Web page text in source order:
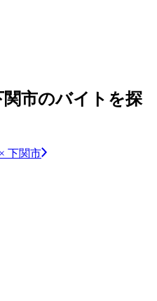
市のバイトを探
下関市